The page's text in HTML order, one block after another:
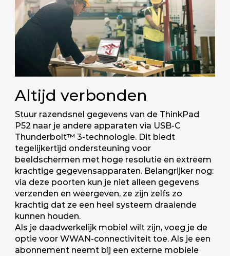
Altijd verbonden
Stuur razendsnel gegevens van de ThinkPad
P52 naar je andere apparaten via USB-C
Thunderbolt™ 3-technologie. Dit biedt
tegelijkertijd ondersteuning voor
beeldschermen met hoge resolutie en extreem
krachtige gegevensapparaten. Belangrijker nog:
via deze poorten kun je niet alleen gegevens
verzenden en weergeven, ze zijn zelfs zo
krachtig dat ze een heel systeem draaiende
kunnen houden.
Als je daadwerkelijk mobiel wilt zijn, voeg je de
optie voor WWAN-connectiviteit toe. Als je een
abonnement neemt bij een externe mobiele